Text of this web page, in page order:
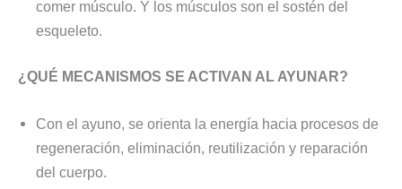
comer músculo. Y los músculos son el sostén del
esqueleto.
¿QUÉ MECANISMOS SE ACTIVAN AL AYUNAR?
Con el ayuno, se orienta la energía hacia procesos de
regeneración, eliminación, reutilización y reparación
del cuerpo.